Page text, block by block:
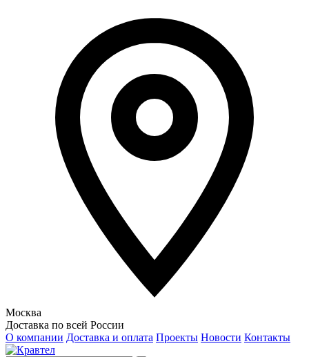
Москва
Доставка по всей России
О компании Доставка и оплата Проекты Новости Контакты